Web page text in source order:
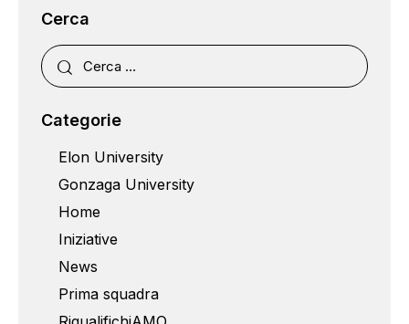
Cerca
Categorie
Elon University
Gonzaga University
Home
Iniziative
News
Prima squadra